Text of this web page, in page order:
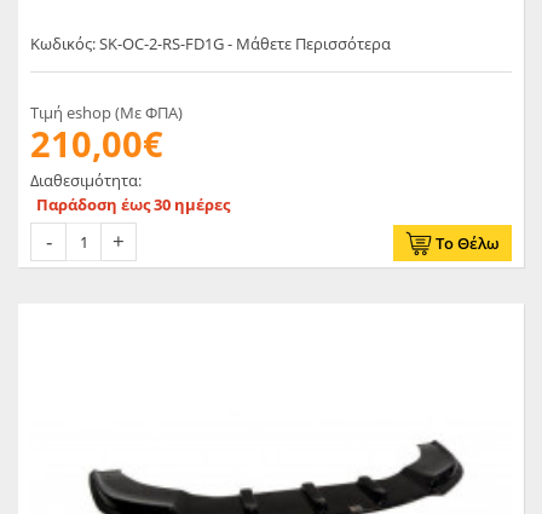
Κωδικός: SK-OC-2-RS-FD1G - Μάθετε Περισσότερα
Τιμή eshop (Με ΦΠΑ)
210,00€
Διαθεσιμότητα:
Παράδοση έως 30 ημέρες
Το Θέλω